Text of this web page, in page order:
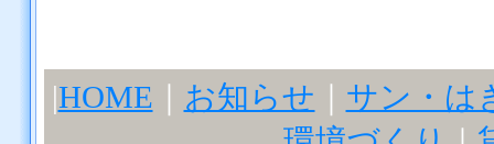
|HOME お知らせ
サン・は